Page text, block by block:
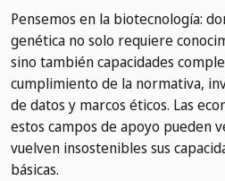
Pensemos en la biotecnología:
genética no solo requiere
sino también capacidades
cumplimiento de la normativa,
de datos y marcos éticos. Las
estos campos de apoyo pueden
vuelven insostenibles sus
básicas.